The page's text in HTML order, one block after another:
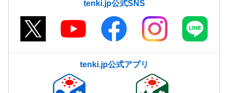
tenki.jp公式SNS
tenki.jp公式アプリ